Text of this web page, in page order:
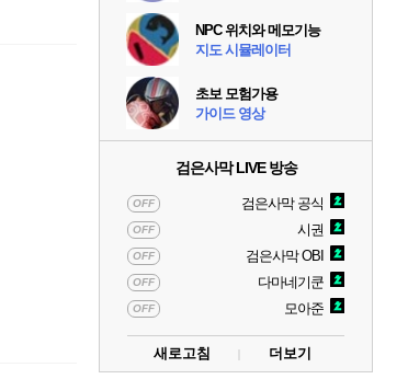
NPC 위치와 메모기능
지도 시뮬레이터
초보 모험가용
가이드 영상
검은사막 LIVE 방송
OFF 검은사막 공식
OFF 시권
OFF 검은사막 OBI
OFF 다마네기쿤
OFF 모아준
새로고침 더보기